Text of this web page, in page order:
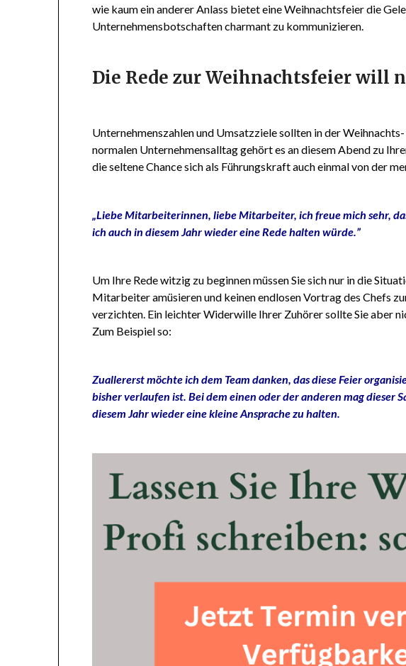
wie kaum ein anderer Anlass bietet eine Weihnachtsfeier die
Unternehmensbotschaften charmant zu kommunizieren.
Die Rede zur Weihnachtsfeier will
Unternehmenszahlen und Umsatzziele sollten in der
normalen Unternehmensalltag gehört es an diesem Abend zu
die seltene Chance sich als Führungskraft auch einmal von der
„Liebe Mitarbeiterinnen, liebe Mitarbeiter, ich freue mich sehr,
ich auch in diesem Jahr wieder eine Rede halten würde.”
Um Ihre Rede witzig zu beginnen müssen Sie sich nur in die
Mitarbeiter amüsieren und keinen endlosen Vortrag des Chefs
verzichten. Ein leichter Widerwille Ihrer Zuhörer sollte Sie aber
Zum Beispiel so:
Zuallererst möchte ich dem Team danken, das diese Feier
bisher verlaufen ist. Bei dem einen oder der anderen mag dieser
diesem Jahr wieder eine kleine Ansprache zu halten.